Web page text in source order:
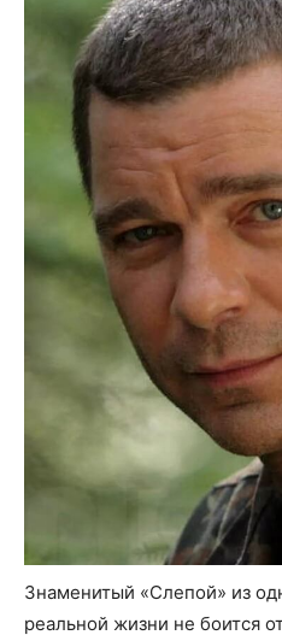
Знаменитый «Слепой» из
реальной жизни не боится